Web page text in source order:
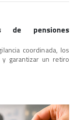
de pensiones
coordinada, los
y garantizar un retiro